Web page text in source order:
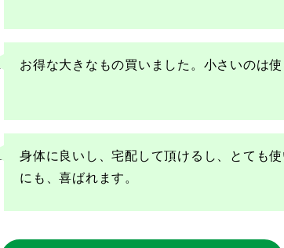
お得な大きなもの買いました。小さいのは
身体に良いし、宅配して頂けるし、とても
にも、喜ばれます。